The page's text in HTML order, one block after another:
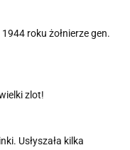
roku żołnierze gen.
zlot!
Usłyszała kilka